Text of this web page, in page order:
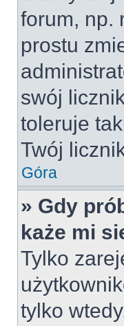
forum, np.
prostu
swój
toleruje
Twój
Góra
» Gdy
każe mi
Tylko
tylko